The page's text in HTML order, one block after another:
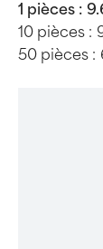
1 pièces :
10 pièces :
50 pièces :